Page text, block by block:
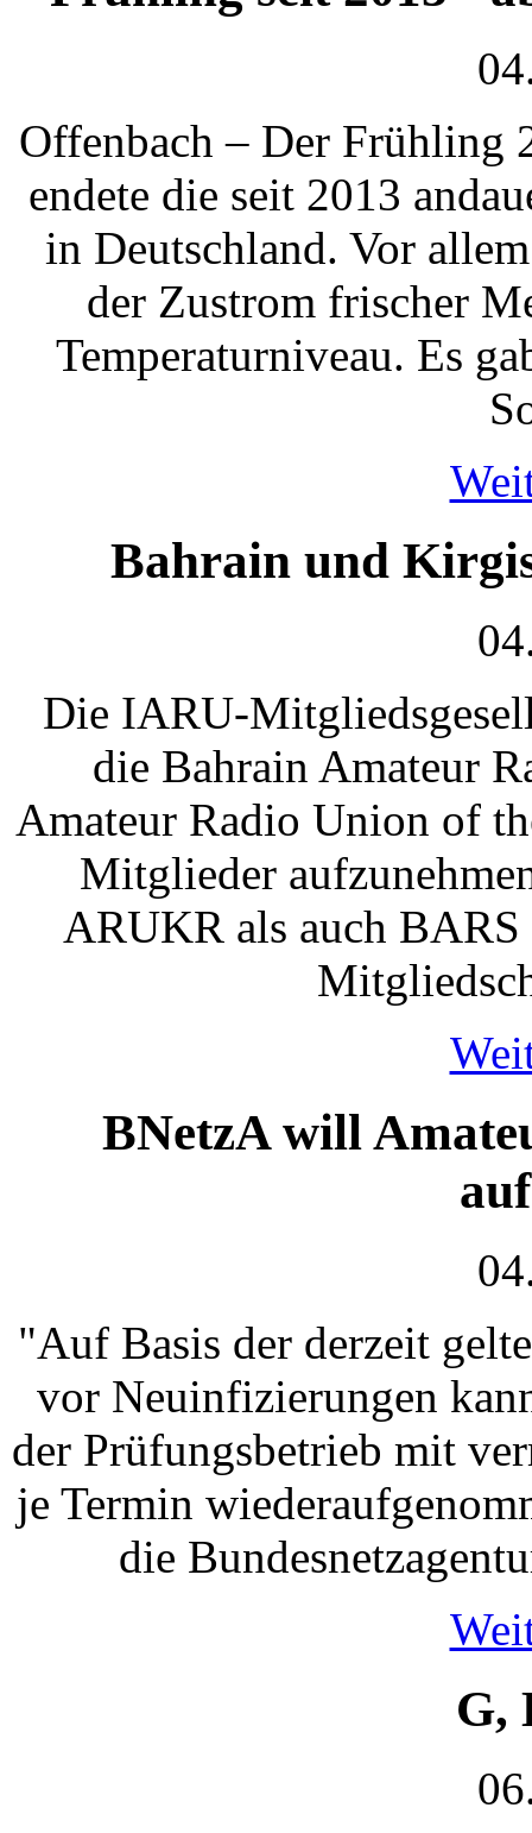
Offenbach – Der Frühling
endete die seit 2013
in Deutschland. Vor
der Zustrom frischer
Temperaturniveau. Es
Bahrain und
Die IARU-
die Bahrain Amateur
Amateur Radio Union of
Mitglieder
ARUKR als auch BARS
BNetzA will
"Auf Basis der derzeit
vor Neuinfizierungen
der Prüfungsbetrieb mit
je Termin
die
G,